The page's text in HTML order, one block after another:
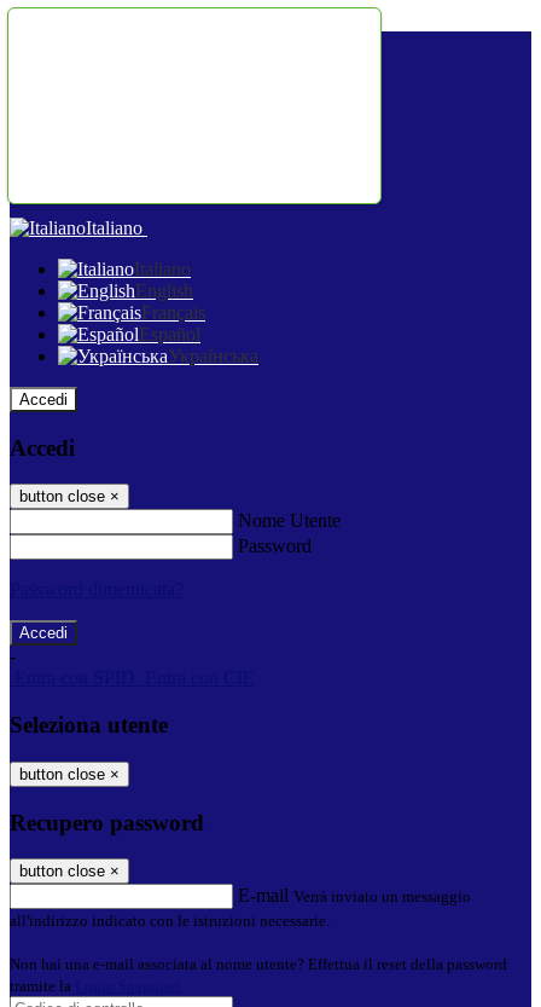
Italiano
Italiano
English
Français
Español
Українська
Accedi
Accedi
button close ×
Nome Utente
Password
-
Seleziona utente
button close ×
Recupero password
button close ×
E-mail Verrà inviato un messaggio
all'indirizzo indicato con le istruzioni necessarie.
Non hai una e-mail associata al nome utente? Effettua il reset della password
tramite la